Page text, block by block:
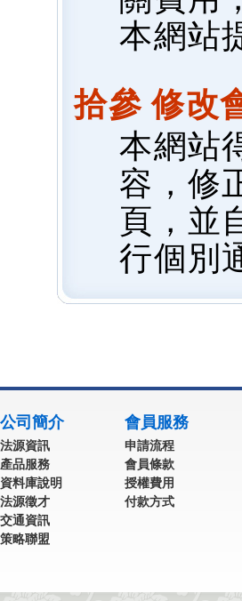
本網站
拾參 修改
本網站
容，修
頁，並
行個別
公司簡介
法源資訊
產品服務
資料庫說明
法源徵才
交通資訊
策略聯盟
會員服務
申請流程
會員條款
授權費用
付款方式